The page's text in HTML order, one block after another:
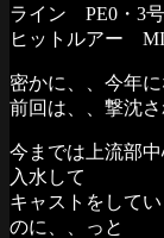
ライン PE0・3
ヒットルアー
密かに、、今年に
前回は、、撃沈
今までは上流部
入水して
キャストをして
のに、、っと